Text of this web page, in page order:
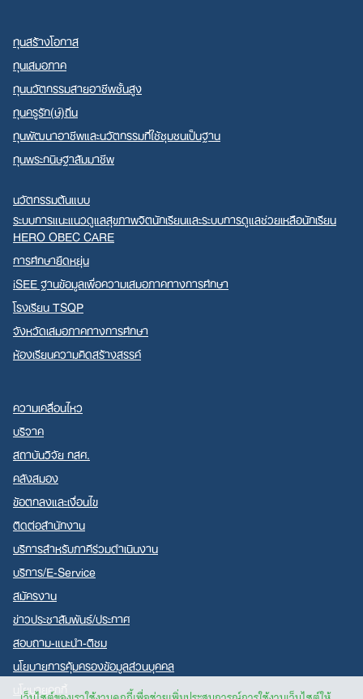
ทุนสร้างโอกาส
ทุนเสมอภาค
ทุนนวัตกรรมสายอาชีพชั้นสูง
ทุนครูรัก(ษ์)ถิ่น
ทุนพัฒนาอาชีพและนวัตกรรมที่ใช้ชุมชนเป็นฐาน
ทุนพระกนิษฐาสัมมาชีพ
นวัตกรรมต้นแบบ
ระบบการแนะแนวดูแลสุขภาพจิตนักเรียนและระบบการดูแลช่วยเหลือนักเรียน
HERO OBEC CARE
การศึกษายืดหยุ่น
iSEE ฐานข้อมูลเพื่อความเสมอภาคทางการศึกษา
โรงเรียน TSQP
จังหวัดเสมอภาคทางการศึกษา
ห้องเรียนความคิดสร้างสรรค์
ความเคลื่อนไหว
บริจาค
สถาบันวิจัย กสศ.
คลังสมอง
ข้อตกลงและเงื่อนไข
ติดต่อสำนักงาน
บริการสำหรับภาคีร่วมดำเนินงาน
บริการ/E-Service
สมัครงาน
ข่าวประชาสัมพันธ์/ประกาศ
สอบถาม-แนะนำ-ติชม
นโยบายการคุ้มครองข้อมูลส่วนบุคคล
นโยบายคุกกี้